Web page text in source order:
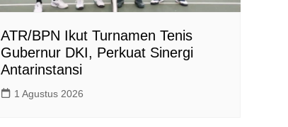
ATR/BPN Ikut Turnamen Tenis
Gubernur DKI, Perkuat Sinergi
Antarinstansi
1 Agustus 2026